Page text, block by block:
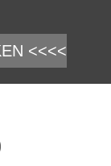
<<<<